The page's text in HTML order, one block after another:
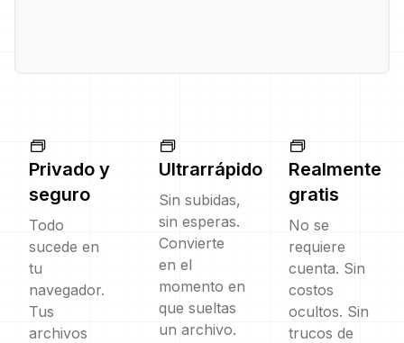
Privado y
seguro
Todo
sucede en
tu
navegador.
Tus
archivos
Ultrarrápido
Sin subidas,
sin esperas.
Convierte
en el
momento en
que sueltas
un archivo.
Realmente
gratis
No se
requiere
cuenta. Sin
costos
ocultos. Sin
trucos de